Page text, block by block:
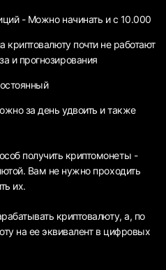
- Можно начинать и с 10.000
криптовалюту почти не работают
и прогнозирования
за день удвоить и также
получить криптомонеты -
Вам не нужно проходить
их.
криптовалюту, а, по
на ее эквивалент в цифровых